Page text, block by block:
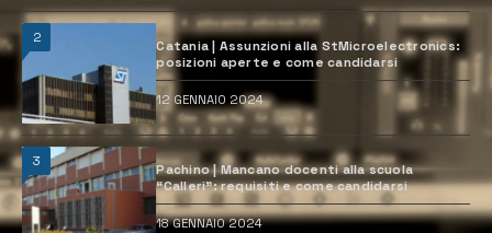
2
Catania | Assunzioni alla StMicroelectronics:
posizioni aperte e come candidarsi
12 GENNAIO 2024
3
Pachino | Mancano docenti alla scuola
“Calleri”: requisiti e come candidarsi
18 GENNAIO 2024